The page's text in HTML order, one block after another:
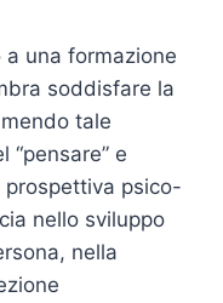
una formazione
soddisfare la
tale
e
prospettiva psico-
nello sviluppo
nella